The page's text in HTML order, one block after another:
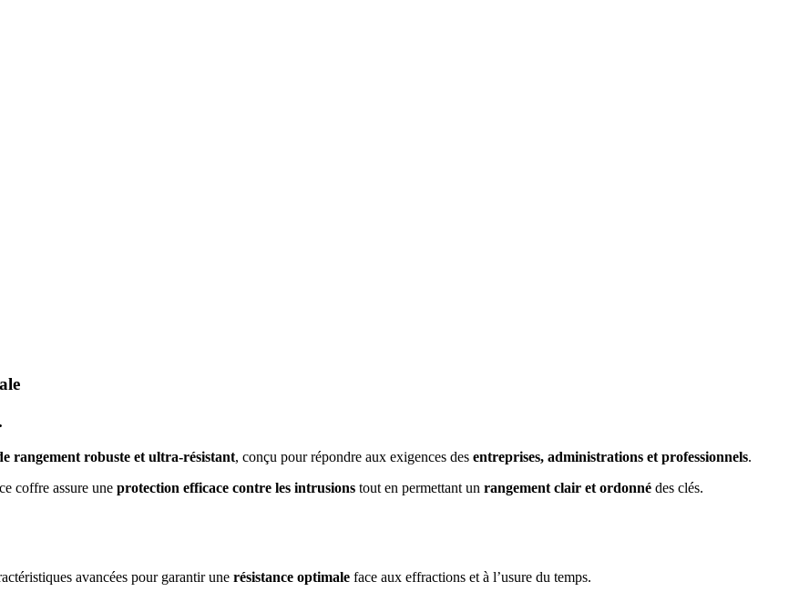
rangement robuste et ultra-résistant, conçu pour répondre aux exigences des entreprises, administrations et professionnels.
coffre assure une protection efficace contre les intrusions tout en permettant un rangement clair et ordonné des clés.
avancées pour garantir une résistance optimale face aux effractions et à l’usure du temps.